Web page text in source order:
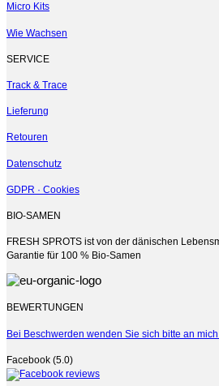
auf
der
Produktseite
gewählt
werden
Micro Kits
Wie Wachsen
SERVICE
Track & Trace
Lieferung
Retouren
Datenschutz
GDPR · Cookies
BIO-SAMEN
FRESH SPROTS ist von der dänischen
Garantie für 100 % Bio-Samen
BEWERTUNGEN
Bei Beschwerden wenden Sie sich bitte an mich.
Facebook (5.0)